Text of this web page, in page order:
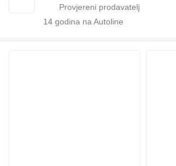
14 godina na Autoline